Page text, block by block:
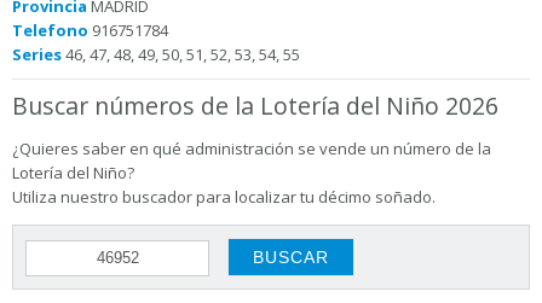
Provincia MADRID
Telefono 916751784
Series46, 47, 48, 49, 50, 51, 52, 53, 54, 55
Buscar números de la Lotería del Niño 2026
¿Quieres saber en qué administración se vende un número de la
Lotería del Niño?
Utiliza nuestro buscador para localizar tu décimo soñado.